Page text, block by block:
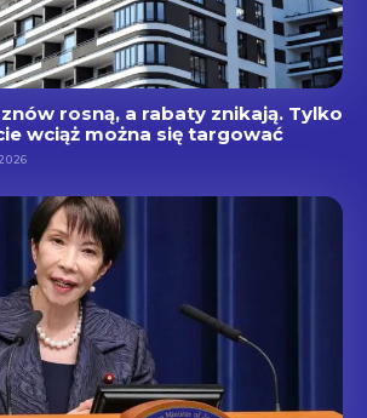
rosną, a rabaty znikają. Tylko
wciąż można się targować